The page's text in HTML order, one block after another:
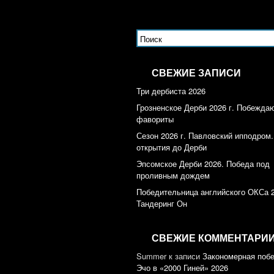
СВЕЖИЕ ЗАПИСИ
Три дербиста 2026
Грозненское Дерби 2026 г.
фавориты
Сезон 2026 г. Павловский
открытия до Дерби
Эпсомское Дерби 2026. Победа под
проливным дождем
Победительница английского ОКСа
Тандеринг Он
СВЕЖИЕ КОММЕНТАРИИ
Summerк записи Закономерная
Эчо в «2000 Гиней» 2026